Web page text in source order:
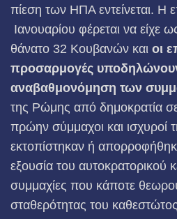
πίεση των ΗΠΑ εντείνεται. Η
Ιανουαρίου φέρεται να είχε
θάνατο 32 Κουβανών και οι
προσαρμογές
αναβαθμονόμηση των
της Ρώμης από δημοκρατία
πρώην σύμμαχοι και ισχυροί
εκτοπίστηκαν ή
εξουσία του αυτοκρατορικού
συμμαχίες που κάποτε
σταθερότητας του